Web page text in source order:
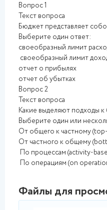
Вопрос 1
Текст вопроса
Бюджет представляет
Выберите один ответ:
своеобразный лимит
своеобразный лимит
отчет о прибылях
отчет об убытках
Вопрос 2
Текст вопроса
Какие выделяют подходы
Выберите один или
От общего к частному
От частного к общему
По процессам (activity-
По операциям (on
Файлы для